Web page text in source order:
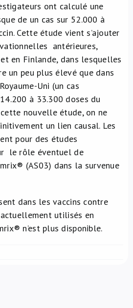
ont calculé une
de un cas sur 52.000 à
Cette étude vient s’ajouter
antérieures,
en Finlande, dans lesquelles
un peu plus élevé que dans
Uni (un cas
à 33.300 doses du
nouvelle étude, on ne
un lien causal. Les
pour des études
le rôle éventuel de
(AS03) dans la survenue
dans les vaccins contre
utilisés en
n’est plus disponible.